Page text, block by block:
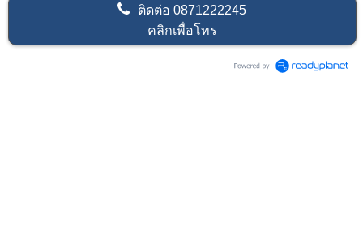
ติดต่อ0871222245
คลิกเพื่อโทร